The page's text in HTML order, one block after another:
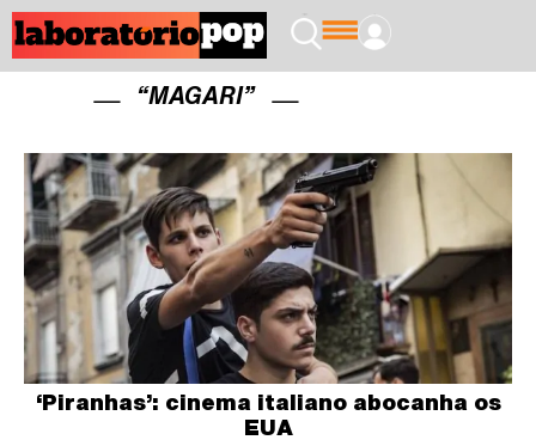
“MAGARI”
‘Piranhas’: cinema italiano abocanha os
EUA